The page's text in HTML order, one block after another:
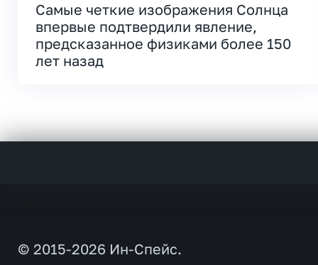
Самые четкие изображения Солнца
впервые подтвердили явление,
предсказанное физиками более 150
лет назад
© 2015-2026 Ин-Спейс.